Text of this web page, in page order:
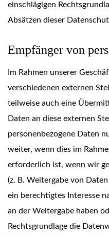
einschlägigen
Absätzen dieser
Empfänger von
Im Rahmen unserer
verschiedenen externen
teilweise auch eine
Daten an diese externen
personenbezogene Daten
weiter, wenn dies im
erforderlich ist, wenn wir
(z. B. Weitergabe von
ein berechtigtes Interesse
an der Weitergabe haben
Rechtsgrundlage die